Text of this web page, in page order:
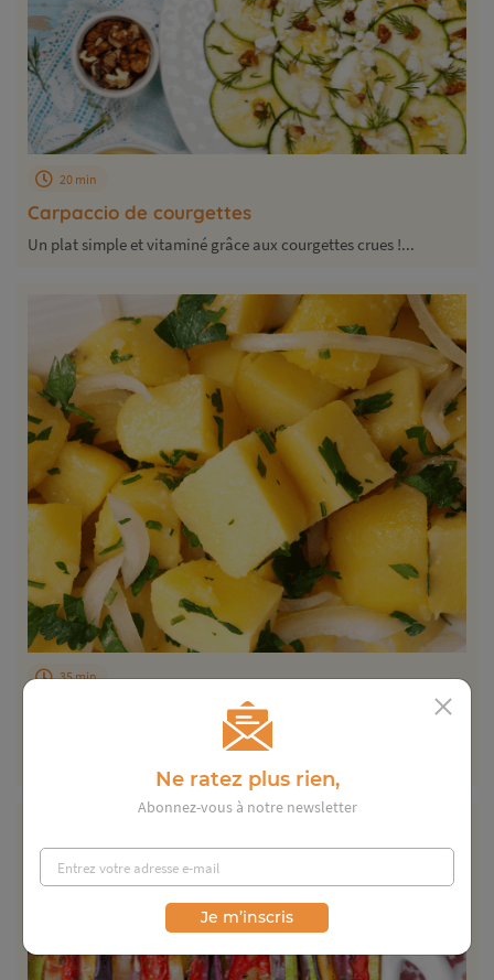
Carpaccio de courgettes
20 min
Un plat simple et vitaminé grâce aux courgettes crues !...
Salade de pommes de terre nouvelles
35 min
Un plat classique mais formidable pour les gourmands affamés
Ne ratez plus rien,
Abonnez-vous à notre newsletter
Je m’inscris